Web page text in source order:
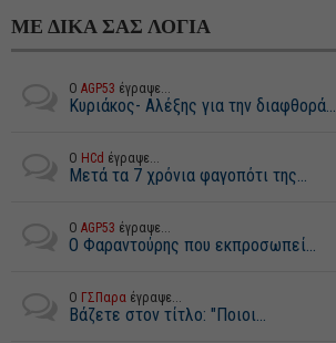
ΜΕ ΔΙΚΑ ΣΑΣ ΛΟΓΙΑ
Ο AGP53 έγραψε...
Κυριάκος- Αλέξης για την διαφθορά...
Ο HCd έγραψε...
Μετά τα 7 χρόνια φαγοπότι της...
Ο AGP53 έγραψε...
Ο Φαραντούρης που εκπροσωπεί...
Ο ΓΣΠαρα έγραψε...
Βάζετε στον τίτλο: "Ποιοι...